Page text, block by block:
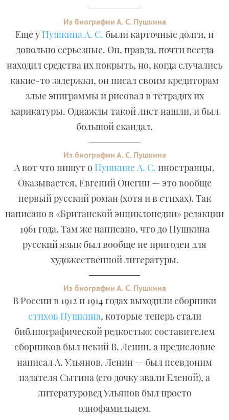
Из биографии А. С. Пушкина
Еще у Пушкина А. С. были карточные долги, и
довольно серьезные. Он, правда, почти всегда
находил средства их покрыть, но, когда случались
какие-то задержки, он писал своим кредиторам
злые эпиграммы и рисовал в тетрадях их
карикатуры. Однажды такой лист нашли, и был
большой скандал.
Из биографии А. С. Пушкина
А вот что пишут о Пушкине А. С. иностранцы.
Оказывается, Евгений Онегин — это вообще
первый русский роман (хотя и в стихах). Так
написано в «Британской энциклопедии» редакции
1961 года. Там же написано, что до Пушкина
русский язык был вообще не пригоден для
художественной литературы.
Из биографии А. С. Пушкина
В России в 1912 и 1914 годах выходили сборники
стихов Пушкина, которые теперь стали
библиографической редкостью: составителем
сборников был некий В. Ленин, а предисловие
написал А. Ульянов. Ленин — был псевдоним
издателя Сытина (его дочку звали Еленой), а
литературовед Ульянов был просто
однофамильцем.